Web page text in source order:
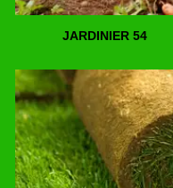
JARDINIER 54